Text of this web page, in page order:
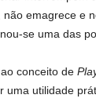
emagrece e
se uma das
conceito de
uma utilidade